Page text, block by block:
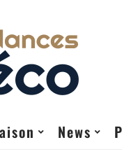
News